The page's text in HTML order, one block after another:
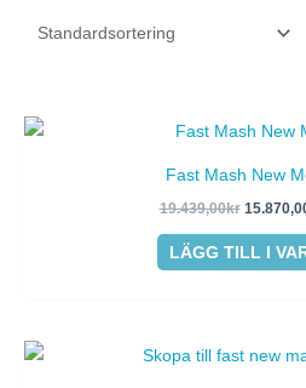
Fast Mash New
19.439,00kr
Det
var:
LÄGG TILL I